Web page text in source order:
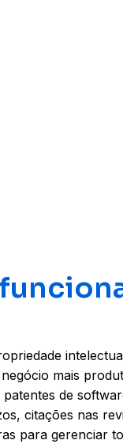
mais
patentes de
citações nas
para gerenciar